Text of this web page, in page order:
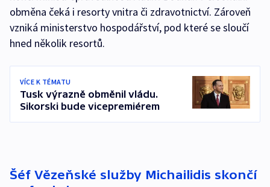
obměna čeká i resorty vnitra či zdravotnictví. Zároveň
vzniká ministerstvo hospodářství, pod které se sloučí
hned několik resortů.
VÍCE K TÉMATU
Tusk výrazně obměnil vládu.
Sikorski bude vicepremiérem
Šéf Vězeňské služby Michailidis skončí